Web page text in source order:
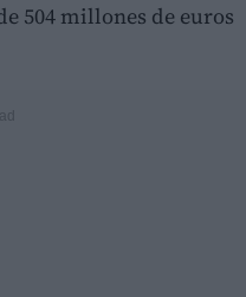
504 millones de euros